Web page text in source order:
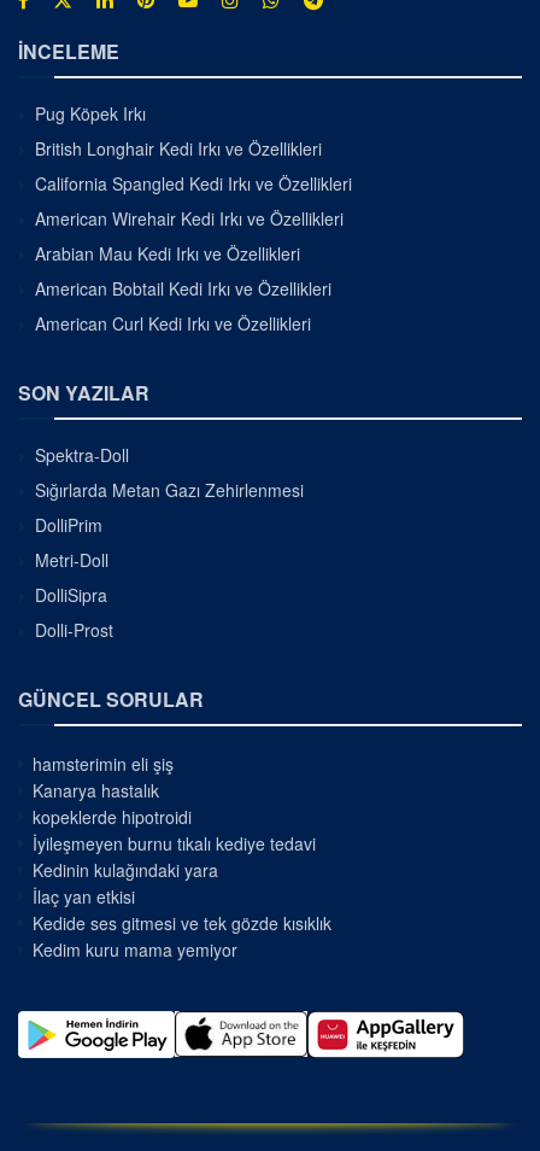
İNCELEME
Pug Köpek Irkı
British Longhair Kedi Irkı ve Özellikleri
California Spangled Kedi Irkı ve Özellikleri
American Wirehair Kedi Irkı ve Özellikleri
Arabian Mau Kedi Irkı ve Özellikleri
American Bobtail Kedi Irkı ve Özellikleri
American Curl Kedi Irkı ve Özellikleri
SON YAZILAR
Spektra-Doll
Sığırlarda Metan Gazı Zehirlenmesi
DolliPrim
Metri-Doll
DolliSipra
Dolli-Prost
GÜNCEL SORULAR
hamsterimin eli şiş
Kanarya hastalık
kopeklerde hipotroidi
İyileşmeyen burnu tıkalı kediye tedavi
Kedinin kulağındaki yara
İlaç yan etkisi
Kedide ses gitmesi ve tek gözde kısıklık
Kedim kuru mama yemiyor